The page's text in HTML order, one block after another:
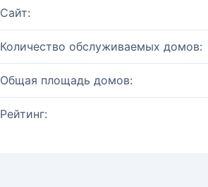
Сайт:
Количество обслуживаемых домов:
Общая площадь домов:
Рейтинг: